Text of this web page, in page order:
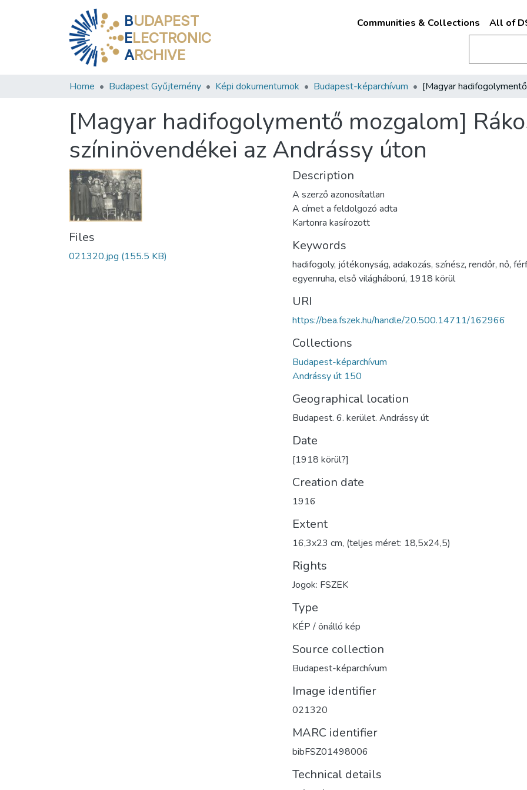
BUDAPEST
ELECTRONIC
ARCHIVE
Communities & Collections All of
Home Budapest Gyűjtemény Képi dokumentumok Budapest-képarchívum
[Magyar hadifogolymentő mozgalom]
színinövendékei az Andrássy úton
Files
021320.jpg (155.5 KB)
Description
A szerző azonosítatlan
A címet a feldolgozó adta
Kartonra kasírozott
Keywords
hadifogoly, jótékonyság, adakozás, színész, rendőr, nő,
egyenruha, első világháború, 1918 körül
URI
https://bea.fszek.hu/handle/20.500.14711/162966
Collections
Budapest-képarchívum
Andrássy út 150
Geographical location
Budapest. 6. kerület. Andrássy út
Date
[1918 körül?]
Creation date
1916
Extent
16,3x23 cm, (teljes méret: 18,5x24,5)
Rights
Jogok: FSZEK
Type
KÉP / önálló kép
Source collection
Budapest-képarchívum
Image identifier
021320
MARC identifier
bibFSZ01498006
Technical details